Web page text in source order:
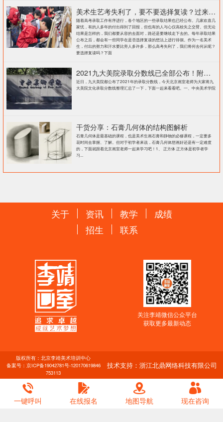
美术生艺考失利了，要不要选择复读？过来人提出这几点建议
随着高考录取工作有序进行，各个地区的一些录取结果也已经公布。几家欢喜几
家忧，有的人多年的付出得到了回报，但也有的人与心仪高校失之交臂。但无论
结果是怎样的，我们都要从容的去面对，路还是要继续走下去的。每年录取结果
公布之后，都会有一些同学在是否选择复读的想法上进行徘徊。作为一名美术
生，付出的努力和汗水要比旁人多许多，那么高考失利了，我们将何去何从呢？
要选择复读吗？下面
2021九大美院录取分数线已全部公布！附各大院校录取分数线汇总！
近日，九大美院都公布了2021年的录取分数线，今天北京画室老师为大家将九
大美院文化录取分数线整理汇总了一下，下面一起来看看吧。一、中央美术学院
干货分享：石膏几何体的结构图解析
石膏几何体是最基础的课程，也是美术生画石膏和静物的必修课程，一定要多
花时间去掌握、了解。但对于初学者来说，石膏几何体想画好还是有一定难度
的，下面就跟着北京画室老师一起来学习吧！1、 正方体 正方体是初学者学
习...
一键呼叫 在线报名 地图导航 现在咨询
关于 资讯 教学
成绩
招生
联系
关注李靖微信公众平台
获取更多最新动态
版权所有：北京李靖美术培训中心
备案号： 京ICP备19042781号-120170619846
753113
技术支持：浙江北鼎网络科技有限公司